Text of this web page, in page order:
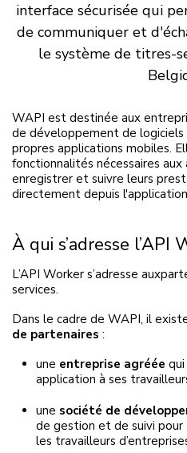
interface sécurisée qui
de communiquer et
le système de titres-
WAPI est destinée aux
de développement de logiciels
propres applications mobiles.
fonctionnalités nécessaires aux
enregistrer et suivre leurs
directement depuis
À qui s’adresse l’API
L’API Worker s’adresse
services.
Dans le cadre de WAPI, il
de partenaires :
une entreprise agréée
application à ses
une société de
de gestion et de suivi pour
les travailleurs